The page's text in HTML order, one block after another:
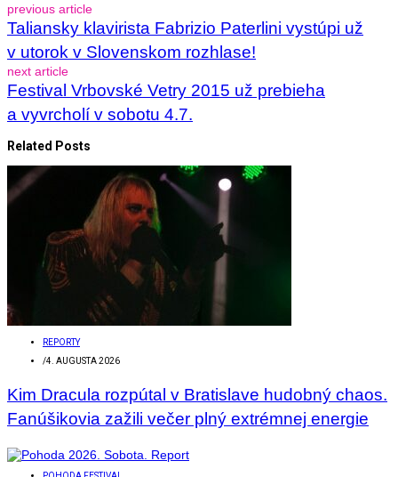
previous article
Taliansky klavirista Fabrizio Paterlini vystúpi už
v utorok v Slovenskom rozhlase!
next article
Festival Vrbovské Vetry 2015 už prebieha
a vyvrcholí v sobotu 4.7.
Related Posts
REPORTY
/4. AUGUSTA 2026
Kim Dracula rozpútal v Bratislave hudobný chaos.
Fanúšikovia zažili večer plný extrémnej energie